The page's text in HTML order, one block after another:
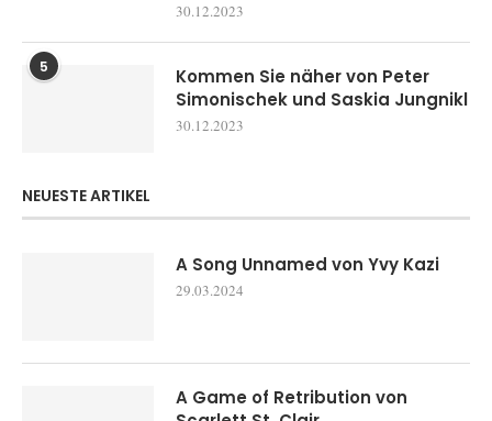
30.12.2023
5
Kommen Sie näher von Peter
Simonischek und Saskia Jungnikl
30.12.2023
NEUESTE ARTIKEL
A Song Unnamed von Yvy Kazi
29.03.2024
A Game of Retribution von